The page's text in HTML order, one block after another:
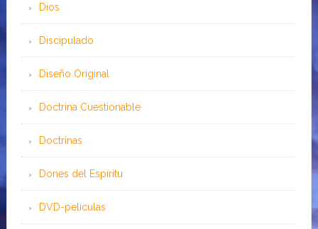
Dios
Discipulado
Diseño Original
Doctrina Cuestionable
Doctrinas
Dones del Espíritu
DVD-peliculas